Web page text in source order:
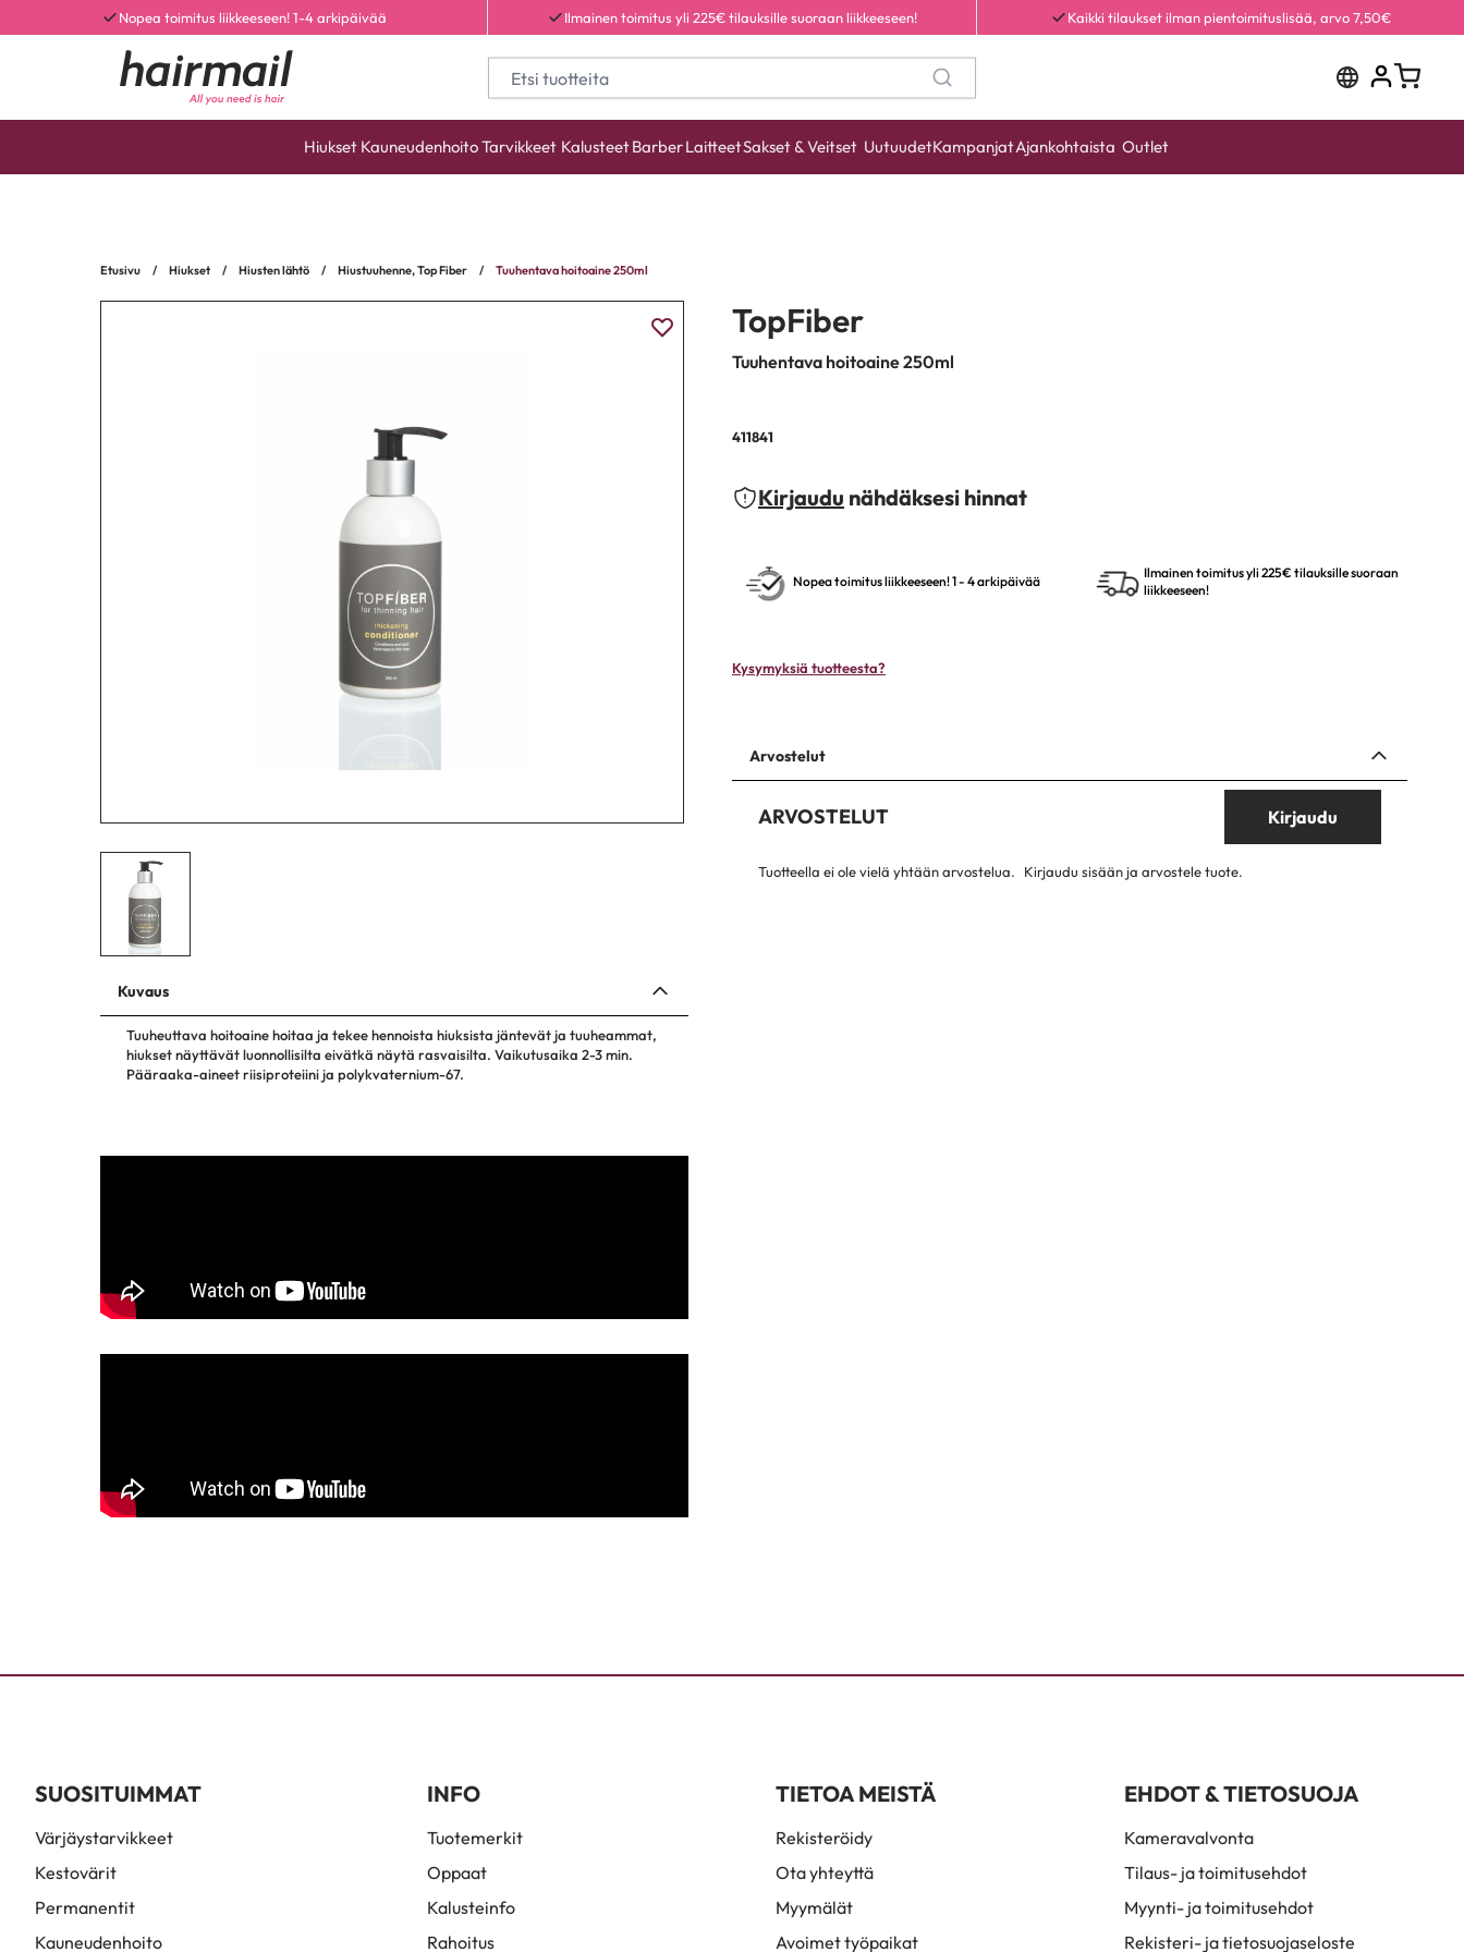
Nopea toimitus liikkeeseen! 1-4 arkipäivää Ilmainen toimitus yli 225€ tilauksille suoraan liikkeeseen! Kaikki tilaukset ilman pientoimituslisää, arvo 7,50€
Hiukset KauneudenhoitoTarvikkeet KalusteetBarberLaitteetSakset & Veitset UutuudetKampanjatAjankohtaista Outlet
Etusivu / Hiukset / Hiusten lähtö / Hiustuuhenne, Top Fiber / Tuuhentava hoitoaine 250ml
Kuvaus
Tuuheuttava hoitoaine hoitaa ja tekee hennoista hiuksista jäntevät ja tuuheammat,
hiukset näyttävät luonnollisilta eivätkä näytä rasvaisilta. Vaikutusaika 2-3 min.
Pääraaka-aineet riisiproteiini ja polykvaternium-67.
TopFiber
Tuuhentava hoitoaine 250ml
411841
Kirjaudu nähdäksesi hinnat
Nopea toimitus liikkeeseen! 1 - 4 arkipäivää
Ilmainen toimitus yli 225€ tilauksille suoraan
liikkeeseen!
Kysymyksiä tuotteesta?
Arvostelut
ARVOSTELUT Kirjaudu
Tuotteella ei ole vielä yhtään arvostelua. Kirjaudu sisään ja arvostele tuote.
SUOSITUIMMAT
Värjäystarvikkeet
Kestovärit
Permanentit
Kauneudenhoito
INFO
Tuotemerkit
Oppaat
Kalusteinfo
Rahoitus
TIETOA MEISTÄ
Rekisteröidy
Ota yhteyttä
Myymälät
Avoimet työpaikat
EHDOT & TIETOSUOJA
Kameravalvonta
Tilaus- ja toimitusehdot
Myynti- ja toimitusehdot
Rekisteri- ja tietosuojaseloste